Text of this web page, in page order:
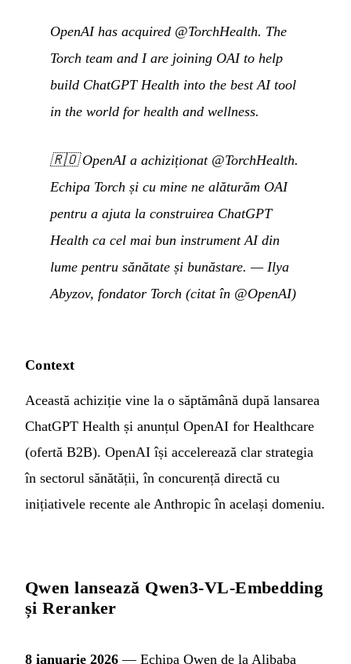
OpenAI has acquired @TorchHealth. The
Torch team and I are joining OAI to help
build ChatGPT Health into the best AI tool
in the world for health and wellness.
🇷🇴OpenAI a achiziționat @TorchHealth.
Echipa Torch și cu mine ne alăturăm OAI
pentru a ajuta la construirea ChatGPT
Health ca cel mai bun instrument AI din
lume pentru sănătate și bunăstare. — Ilya
Abyzov, fondator Torch (citat în @OpenAI)
Context
Această achiziție vine la o săptămână după lansarea
ChatGPT Health și anunțul OpenAI for Healthcare
(ofertă B2B). OpenAI își accelerează clar strategia
în sectorul sănătății, în concurență directă cu
inițiativele recente ale Anthropic în același domeniu.
Qwen lansează Qwen3-VL-Embedding
și Reranker
8 ianuarie 2026 — Echipa Qwen de la Alibaba